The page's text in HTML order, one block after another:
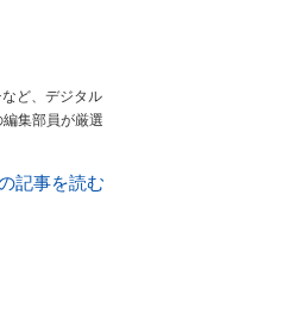
ど、デジタル
集部員が厳選
記事を読む